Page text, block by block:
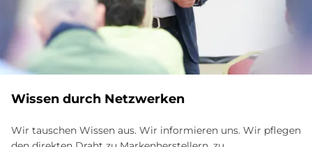
Wissen durch Netzwerken
Wir tauschen Wissen aus. Wir informieren uns. Wir pflegen